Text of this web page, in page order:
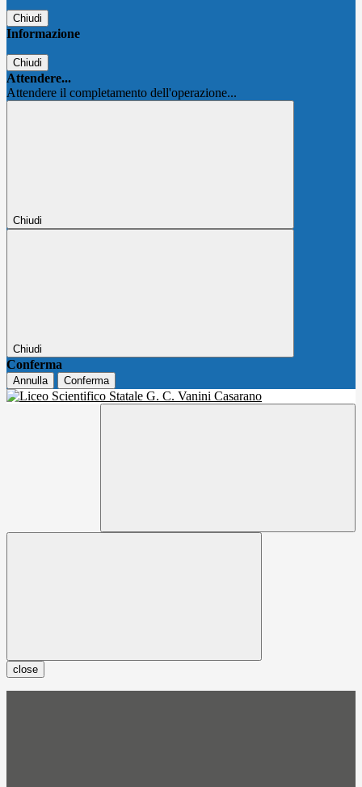
Chiudi
Informazione
Chiudi
Attendere...
Attendere il completamento dell'operazione...
Chiudi
Chiudi
Conferma
Annulla Conferma
close